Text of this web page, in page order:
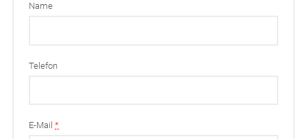
Name
Telefon
E-Mail*